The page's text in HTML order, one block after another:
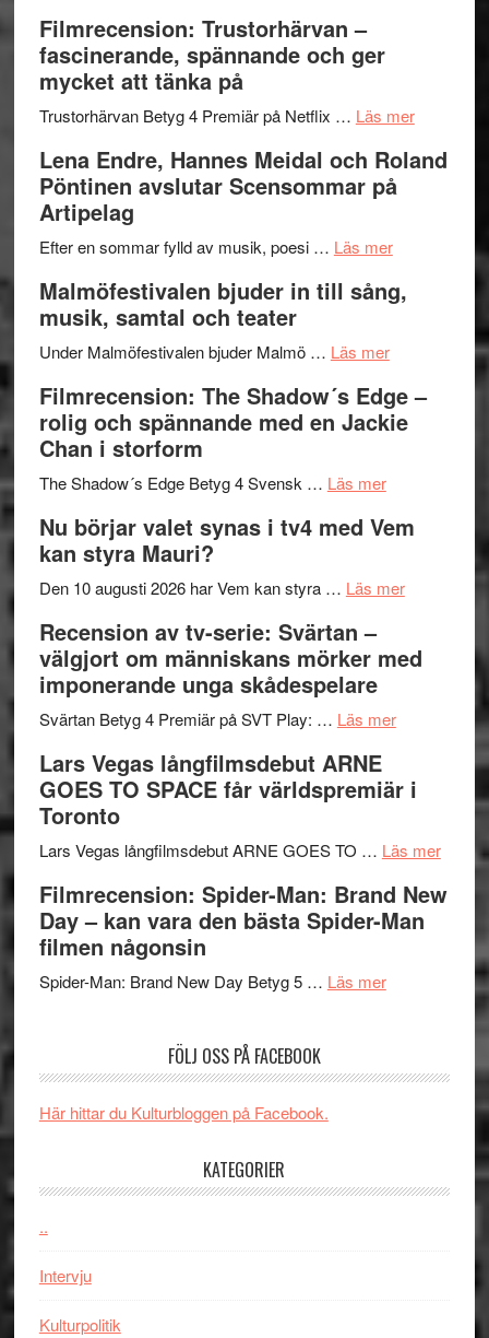
och
lättsam
2026
I
Delvis
genrens
terräng
Filmrecension: Trustorhärvan –
fascinerande, spännande och ger
mycket att tänka på
Trustorhärvan Betyg 4 Premiär på Netflix … Läs merom
på
Lena Endre, Hannes Meidal och Roland
Pöntinen avslutar Scensommar på
Artipelag
Efter en sommar fylld av musik, poesi … Läs merom
Endre,
Roland
Pöntinen
Artipelag
Malmöfestivalen bjuder in till sång,
musik, samtal och teater
Under Malmöfestivalen bjuder Malmö … Läs merom
bjuder
in
samtal
teater
Filmrecension: The Shadow´s Edge –
rolig och spännande med en Jackie
Chan i storform
The Shadow´s Edge Betyg 4 Svensk … Läs merom
The
´s
rolig
spännande
Jackie
i
Nu börjar valet synas i tv4 med Vem
kan styra Mauri?
Den 10 augusti 2026 har Vem kan styra … Läs merom
valet
Vem
styra
Recension av tv-serie: Svärtan –
välgjort om människans mörker med
imponerande unga skådespelare
Svärtan Betyg 4 Premiär på SVT Play: … Läs merom
tv-
Svärtan
välgjort
om
Lars Vegas långfilmsdebut ARNE
GOES TO SPACE får världspremiär i
Toronto
Lars Vegas långfilmsdebut ARNE GOES TO … Läs merom
Vegas
GOES
Filmrecension: Spider-Man: Brand New
Day – kan vara den bästa Spider-Man
filmen någonsin
Spider-Man: Brand New Day Betyg 5 … Läs merom
Filmrecension:
Brand
kan
FÖLJ OSS PÅ FACEBOOK
Här hittar du Kulturbloggen på Facebook.
KATEGORIER
..
Intervju
Kulturpolitik